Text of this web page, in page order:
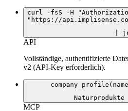
curl -fsS -H "Authorization:
"https://api.implisense.com/
|
API
Vollständige, authentifizierte
v2 (API-Key erforderlich).
Naturprodukte
MCP